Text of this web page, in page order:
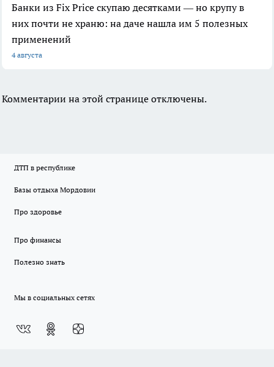
Банки из Fix Price скупаю десятками — но крупу в
них почти не храню: на даче нашла им 5 полезных
применений
4 августа
Комментарии на этой странице отключены.
ДТП в республике
Базы отдыха Мордовии
Про здоровье
Про финансы
Полезно знать
Мы в социальных сетях